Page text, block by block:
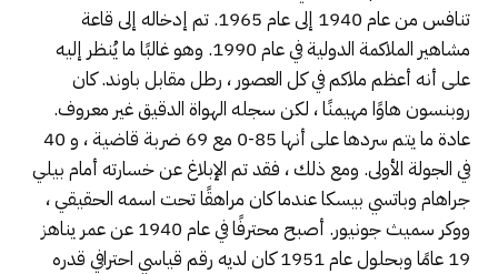
تنافس من عام 1940 إلى عام 1965. تم إدخاله إلى قاعة
مشاهير الملاكمة الدولية في عام 1990. وهو غالبًا ما يُنظر إليه
على أنه أعظم ملاكم في كل العصور ، رطل مقابل باوند. كان
روبنسون هاوًا مهيمنًا ، لكن سجله الهواة الدقيق غير معروف.
عادة ما يتم سردها على أنها 85-0 مع 69 ضربة قاضية ، و 40
في الجولة الأولى. ومع ذلك ، فقد تم الإبلاغ عن خسارته أمام بيلي
جراهام وباتسي بيسكا عندما كان مراهقًا تحت اسمه الحقيقي ،
ووكر سميث جونيور. أصبح محترفًا في عام 1940 عن عمر يناهز
19 عامًا وبحلول عام 1951 كان لديه رقم قياسي احترافي قدره